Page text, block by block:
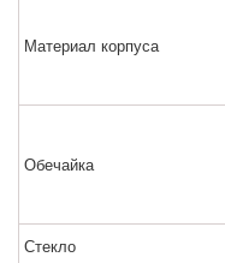
Материал корпуса
Обечайка
Стекло